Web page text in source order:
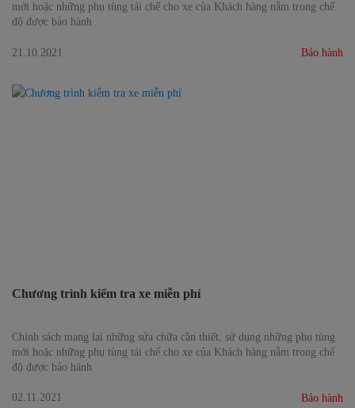
mới hoặc những phụ tùng tái chế cho xe của Khách hàng nằm trong chế
độ được bảo hành
21.10.2021 Bảo hành
Chương trình kiểm tra xe miễn phí
Chính sách mang lại những sửa chữa cần thiết, sử dụng những phụ tùng
mới hoặc những phụ tùng tái chế cho xe của Khách hàng nằm trong chế
độ được bảo hành
02.11.2021 Bảo hành